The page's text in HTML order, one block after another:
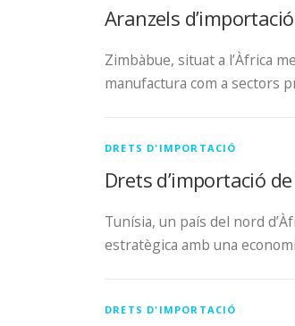
Aranzels
Zimbàbue, situat a l’Àfrica
manufactura com a sectors
DRETS D'IMPORTACIÓ
Drets d’importació
Tunísia, un país del nord
estratègica amb una
DRETS D'IMPORTACIÓ